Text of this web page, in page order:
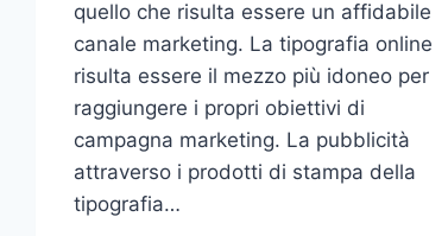
quello che risulta essere un affidabile
canale marketing. La tipografia online
risulta essere il mezzo più idoneo per
raggiungere i propri obiettivi di
campagna marketing. La pubblicità
attraverso i prodotti di stampa della
tipografia…